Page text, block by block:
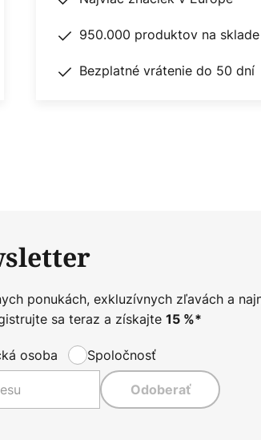
950.000 produktov na sklade
Bezplatné vrátenie do 50 dní
ponukách, exkluzívnych zľavách a
sa teraz a získajte 15%*
osoba Spoločnosť
Odoberať